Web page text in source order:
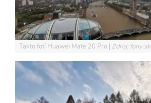
Takto fotí Huawei Mate 20 Pro Zdroj: fony.sk